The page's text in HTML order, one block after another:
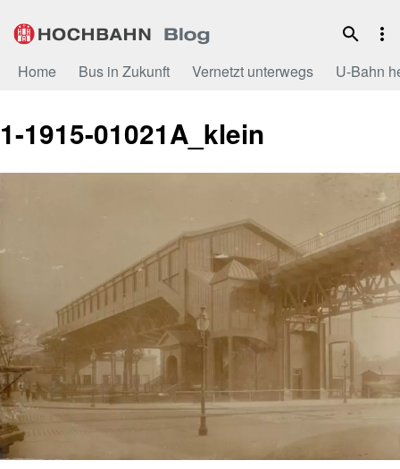
Inhalt
Home Bus in Zukunft Vernetzt unterwegs U-Bahn
1-1915-01021A_klein